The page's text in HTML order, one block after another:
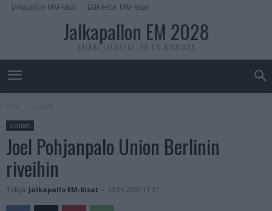
Jalkapallon MM-kisat Jääkiekon MM-kisat
Jalkapallon EM 2028
KAIKKI JALKAPALLON EM-KISOISTA
uutiset
Joel Pohjanpalo Union Berlinin
riveihin
Tekijä Jalkapallo EM-Kisat - 30.09.2020 11:07